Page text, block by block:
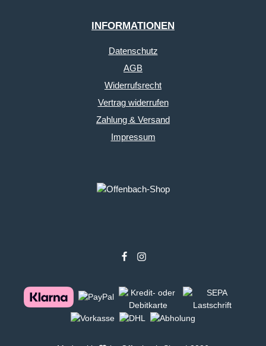
INFORMATIONEN
Datenschutz
AGB
Widerrufsrecht
Vertrag widerrufen
Zahlung & Versand
Impressum